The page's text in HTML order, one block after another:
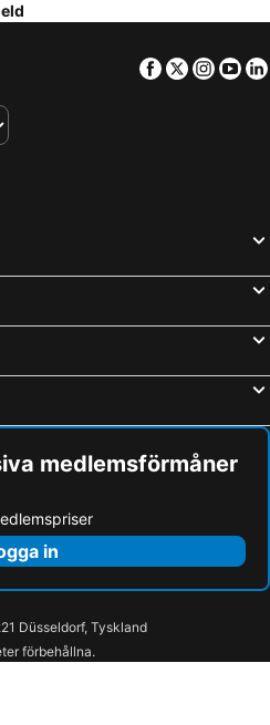
Facebook
Twitter
medlemsförmåner
in
Düsseldorf, Tyskland
förbehållna.